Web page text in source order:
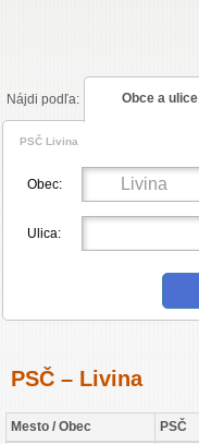
Nájdi podľa: Obce a ulice
PSČ Livina
Obec:
Ulica:
PSČ – Livina
Mesto / Obec PSČ